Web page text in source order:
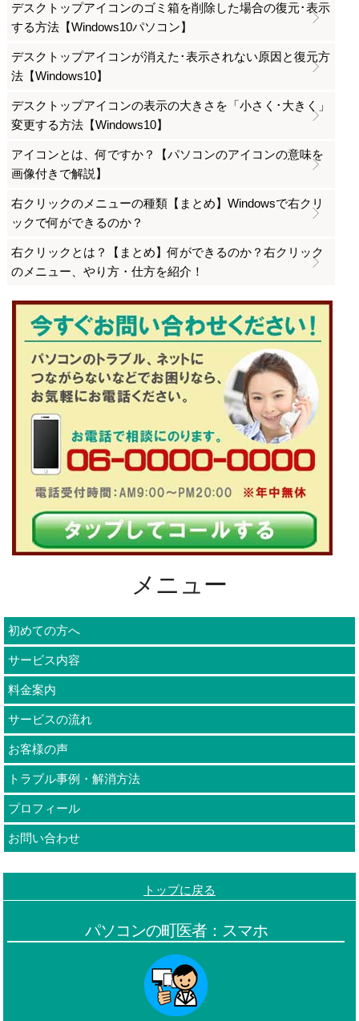
デスクトップアイコンのゴミ箱を削除した場合の復元･表示
する方法【Windows10パソコン】
デスクトップアイコンが消えた･表示されない原因と復元方
法【Windows10】
デスクトップアイコンの表示の大きさを「小さく･大きく」
変更する方法【Windows10】
アイコンとは、何ですか？【パソコンのアイコンの意味を
画像付きで解説】
右クリックのメニューの種類【まとめ】Windowsで右クリ
ックで何ができるのか？
右クリックとは？【まとめ】何ができるのか？右クリック
のメニュー、やり方・仕方を紹介！
メニュー
初めての方へ
サービス内容
料金案内
サービスの流れ
お客様の声
トラブル事例・解消方法
プロフィール
お問い合わせ
トップに戻る
パソコンの町医者：スマホ